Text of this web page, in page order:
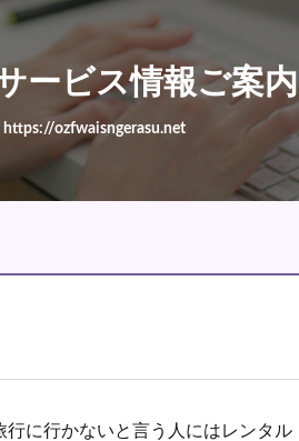
ービス情報ご案内
https://ozfwaisngerasu.net
に行かないと言う人にはレンタル